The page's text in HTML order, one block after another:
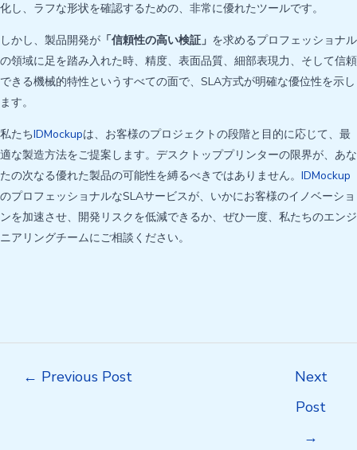
化し、ラフな形状を確認するための、非常に優れたツールです。
しかし、製品開発が 「信頼性の高い検証」 を求めるプロフェッショナル
の領域に足を踏み入れた時、精度、表面品質、細部表現力、そして信頼
できる機械的特性というすべての面で、SLA方式が明確な優位性を示し
ます。
私たちIDMockupは、お客様のプロジェクトの段階と目的に応じて、最
適な製造方法をご提案します。デスクトッププリンターの限界が、あな
たの次なる優れた製品の可能性を縛るべきではありません。 IDMockup
のプロフェッショナルなSLAサービスが、いかにお客様のイノベーショ
ンを加速させ、開発リスクを低減できるか、ぜひ一度、私たちのエンジ
ニアリングチームにご相談ください。
← Previous Post
Next
Post
→